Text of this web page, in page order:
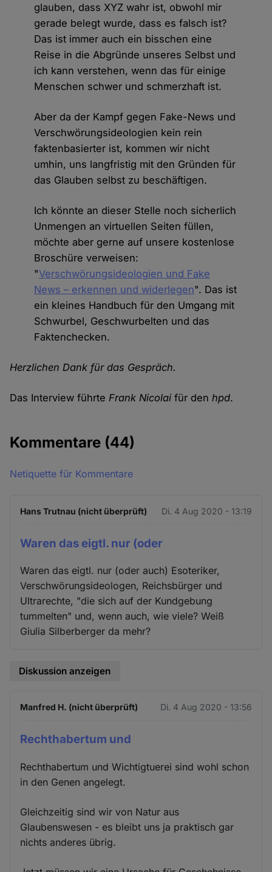
glauben, dass XYZ wahr ist, obwohl mir
gerade belegt wurde, dass es falsch ist?
Das ist immer auch ein bisschen eine
Reise in die Abgründe unseres Selbst und
ich kann verstehen, wenn das für einige
Menschen schwer und schmerzhaft ist.
Aber da der Kampf gegen Fake-News und
Verschwörungsideologien kein rein
faktenbasierter ist, kommen wir nicht
umhin, uns langfristig mit den Gründen für
das Glauben selbst zu beschäftigen.
Ich könnte an dieser Stelle noch sicherlich
Unmengen an virtuellen Seiten füllen,
möchte aber gerne auf unsere kostenlose
Broschüre verweisen:
"Verschwörungsideologien und Fake
News – erkennen und widerlegen". Das ist
ein kleines Handbuch für den Umgang mit
Schwurbel, Geschwurbelten und das
Faktenchecken.
Herzlichen Dank für das Gespräch.
Das Interview führte Frank Nicolai für denhpd.
Kommentare (44)
Netiquette für Kommentare
Hans Trutnau (nicht überprüft) Di. 4 Aug 2020 - 13:19
Waren das eigtl. nur (oder
Waren das eigtl. nur (oder auch) Esoteriker,
Verschwörungsideologen, Reichsbürger und
Ultrarechte, "die sich auf der Kundgebung
tummelten" und, wenn auch, wie viele? Weiß
Giulia Silberberger da mehr?
Diskussion anzeigen
Manfred H. (nicht überprüft) Di. 4 Aug 2020 - 13:56
Rechthabertum und
Rechthabertum und Wichtigtuerei sind wohl schon
in den Genen angelegt.
Gleichzeitig sind wir von Natur aus
Glaubenswesen - es bleibt uns ja praktisch gar
nichts anderes übrig.